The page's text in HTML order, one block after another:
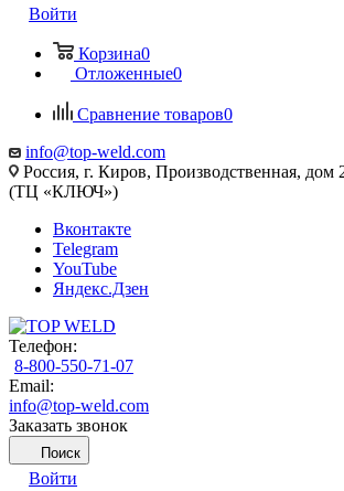
Войти
Корзина0
Отложенные0
Сравнение товаров0
info@top-weld.com
Россия, г. Киров, Производственная, дом
(ТЦ «КЛЮЧ»)
Вконтакте
Telegram
YouTube
Яндекс.Дзен
Телефон:
8-800-550-71-07
Email:
info@top-weld.com
Заказать звонок
Поиск
Войти